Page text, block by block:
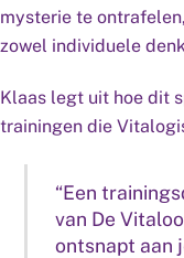
mysterie te
zowel individuele
Klaas legt uit hoe dit
trainingen die
“Een
van De
ontsnapt aan